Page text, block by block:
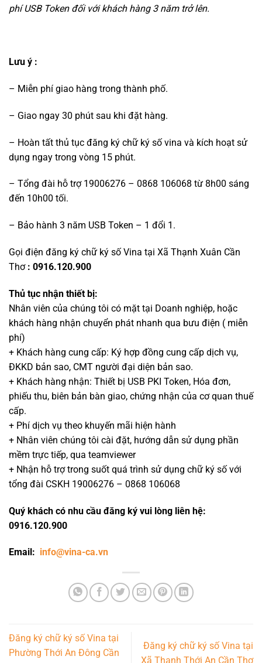
phí USB Token đối với khách hàng 3 năm trở lên.
Lưu ý :
– Miễn phí giao hàng trong thành phố.
– Giao ngay 30 phút sau khi đặt hàng.
– Hoàn tất thủ tục đăng ký chữ ký số vina và kích hoạt sử
dụng ngay trong vòng 15 phút.
– Tổng đài hỗ trợ 19006276 – 0868 106068 từ 8h00 sáng
đến 10h00 tối.
– Bảo hành 3 năm USB Token – 1 đổi 1.
Gọi điện đăng ký chữ ký số Vina tại Xã Thạnh Xuân Cần
Thơ : 0916.120.900
Thủ tục nhận thiết bị:
Nhân viên của chúng tôi có mặt tại Doanh nghiệp, hoặc
khách hàng nhận chuyển phát nhanh qua bưu điện ( miễn
phí)
+ Khách hàng cung cấp: Ký hợp đồng cung cấp dịch vụ,
ĐKKD bản sao, CMT người đại diện bản sao.
+ Khách hàng nhận: Thiết bị USB PKI Token, Hóa đơn,
phiếu thu, biên bản bàn giao, chứng nhận của cơ quan thuế
cấp.
+ Phí dịch vụ theo khuyến mãi hiện hành
+ Nhân viên chúng tôi cài đặt, hướng dẫn sử dụng phần
mềm trực tiếp, qua teamviewer
+ Nhận hỗ trợ trong suốt quá trình sử dụng chữ ký số với
tổng đài CSKH 19006276 – 0868 106068
Quý khách có nhu cầu đăng ký vui lòng liên hệ:
0916.120.900
Email: info@vina-ca.vn
Đăng ký chữ ký số Vina tại
Phường Thới An Đông Cần
Đăng ký chữ ký số Vina tại
Xã Thạnh Thới An Cần Thơ